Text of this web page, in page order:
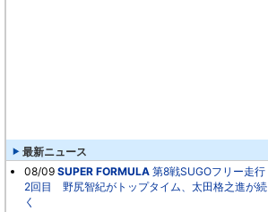
最新ニュース
08/09 SUPER FORMULA 第8戦SUGOフリー走行
2回目 野尻智紀がトップタイム、太田格之進が続
く